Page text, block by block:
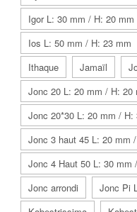
Igor L: 30 mm / H: 20 mm
Ios L: 50 mm / H: 23 mm
Ithaque
Jamaïl
Jonc 20 L: 20 mm / H: 20
Jonc 20*30 L: 20 mm / H:
Jonc 3 haut 45 L: 20 mm
Jonc 4 Haut 50 L: 30 mm
Jonc arrondi
Jonc Pi